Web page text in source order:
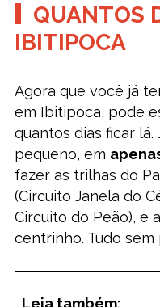
QUANTOS
IBITIPOCA
Agora que você já
em Ibitipoca, pode
quantos dias ficar
pequeno, em
fazer as trilhas do
(Circuito Janela do
Circuito do Peão), e
centrinho. Tudo sem
Leia também: